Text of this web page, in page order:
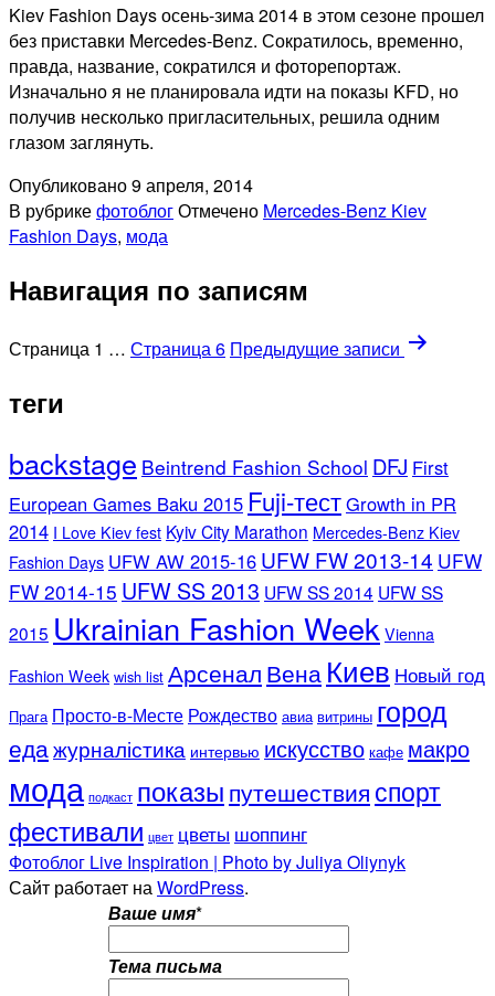
Kiev Fashion Days осень-зима 2014 в этом сезоне прошел
без приставки Mercedes-Benz. Сократилось, временно,
правда, название, сократился и фоторепортаж.
Изначально я не планировала идти на показы KFD, но
получив несколько пригласительных, решила одним
глазом заглянуть.
Опубликовано9 апреля, 2014
В рубрикефотоблогОтмечено Mercedes-Benz Kiev
Fashion Days, мода
Навигация по записям
Страница 1 … Страница 6 Предыдущиезаписи
теги
backstage Beintrend Fashion School DFJ First
European Games Baku 2015 Fuji-тестGrowth in PR
2014 I Love Kiev fest Kyiv City Marathon Mercedes-Benz Kiev
Fashion Days UFW AW 2015-16 UFW FW 2013-14 UFW
FW 2014-15 UFW SS 2013 UFW SS 2014 UFW SS
2015 Ukrainian Fashion Week Vienna
Fashion Week wish list Арсенал Вена Киев Новый год
Прага Просто-в-Месте Рождество авиа витрины город
едажурналістика интервью искусство кафе макро
мода подкаст показы путешествия спорт
фестивали цвет цветы шоппинг
Фотоблог Live Inspiration | Photo by Juliya Oliynyk
Сайт работает наWordPress.
Ваше имя*
Тема письма